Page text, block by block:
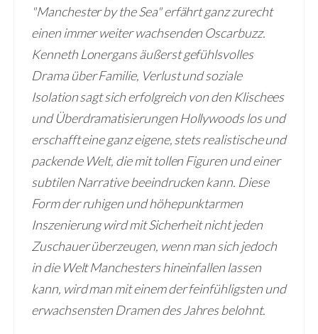
"Manchester by the Sea" erfährt ganz zurecht
einen immer weiter wachsenden Oscarbuzz.
Kenneth Lonergans äußerst gefühlsvolles
Drama über Familie, Verlust und soziale
Isolation sagt sich erfolgreich von den Klischees
und Überdramatisierungen Hollywoods los und
erschafft eine ganz eigene, stets realistische und
packende Welt, die mit tollen Figuren und einer
subtilen Narrative beeindrucken kann. Diese
Form der ruhigen und höhepunktarmen
Inszenierung wird mit Sicherheit nicht jeden
Zuschauer überzeugen, wenn man sich jedoch
in die Welt Manchesters hineinfallen lassen
kann, wird man mit einem der feinfühligsten und
erwachsensten Dramen des Jahres belohnt.